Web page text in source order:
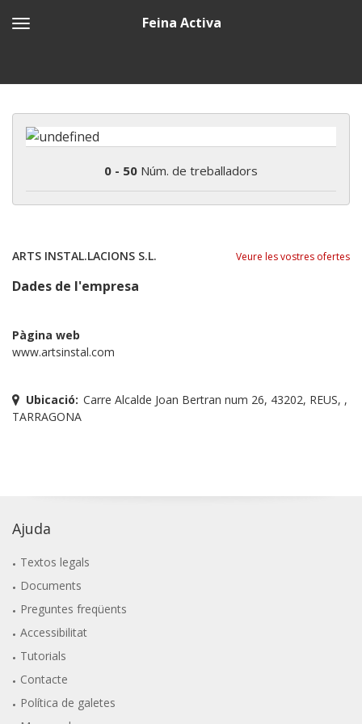
Feina Activa
0 - 50 Núm. de treballadors
ARTS INSTAL.LACIONS S.L. Veure les vostres ofertes
Dades de l'empresa
Pàgina web
www.artsinstal.com
Ubicació: Carre Alcalde Joan Bertran num 26, 43202, REUS, ,
TARRAGONA
Ajuda
Textos legals
Documents
Preguntes freqüents
Accessibilitat
Tutorials
Contacte
Política de galetes